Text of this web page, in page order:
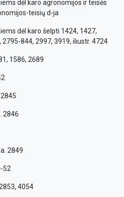
dėl karo agronomijos ir teisės
teisių d-ja
dėl karo šelpti 1424, 1427,
2795-844, 2997, 3919, iliustr. 4724
1586, 2689
2846
2849
52
4054